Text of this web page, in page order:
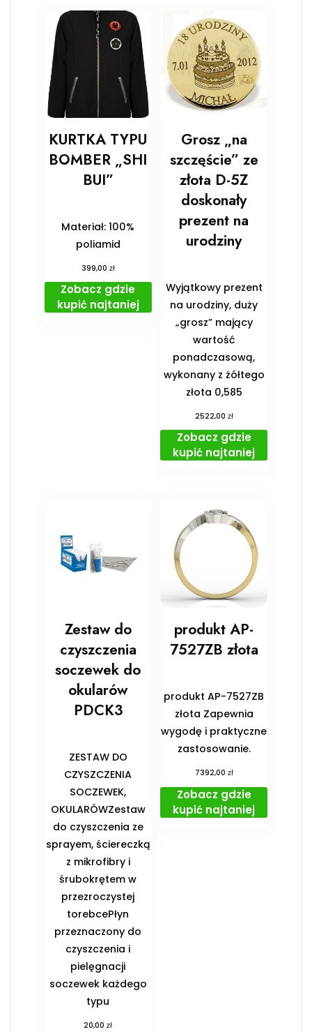
KURTKA TYPU
BOMBER „SHI
BUI”
Materiał: 100%
poliamid
399,00 zł
Zobacz gdzie
kupić najtaniej
Grosz „na
szczęście” ze
złota D-5Z
doskonały
prezent na
urodziny
Wyjątkowy prezent
na urodziny, duży
„grosz” mający
wartość
ponadczasową,
wykonany z żółtego
złota 0,585
2522,00 zł
Zobacz gdzie
kupić najtaniej
Zestaw do
czyszczenia
soczewek do
okularów
PDCK3
ZESTAW DO
CZYSZCZENIA
SOCZEWEK,
OKULARÓWZestaw
do czyszczenia ze
sprayem, ściereczką
z mikrofibry i
śrubokrętem w
przezroczystej
torebcePłyn
przeznaczony do
czyszczenia i
pielęgnacji
soczewek każdego
typu
20,00zł
produkt AP-
7527ZB złota
produkt AP-7527ZB
złota Zapewnia
wygodę i praktyczne
zastosowanie.
7392,00 zł
Zobacz gdzie
kupić najtaniej